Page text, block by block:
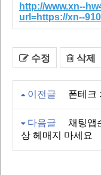
http://www.xn--
url=https://xn--
수정 삭제
이전글
폰테크
다음글
채팅앱
상 헤매지 마세요